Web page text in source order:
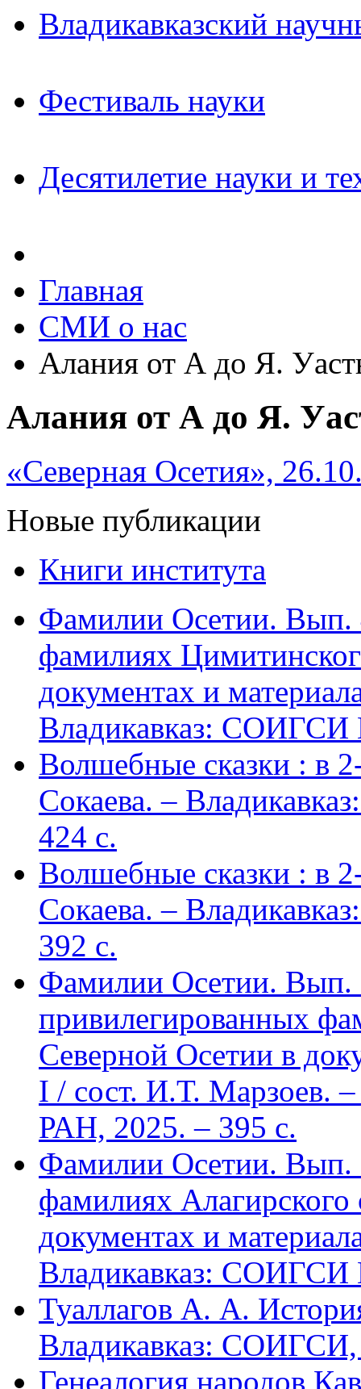
Владикавказский
Фестиваль науки
Десятилетие науки и
Главная
СМИ о нас
Алания от А до Я.
Алания от А до Я.
«Северная Осетия»,
Новые публикации
Книги института
Фамилии Осетии. Вып.
фамилиях
документах и
Владикавказ:
Волшебные сказки : в
Сокаева. –
424 c.
Волшебные сказки : в
Сокаева. –
392 c.
Фамилии Осетии. Вып.
привилегированных
Северной Осетии в
I / сост. И.Т. Марзоев.
РАН, 2025. – 395 с.
Фамилии Осетии. Вып.
фамилиях
документах и
Владикавказ:
Туаллагов А. А.
Владикавказ: СОИГСИ,
Генеалогия народов